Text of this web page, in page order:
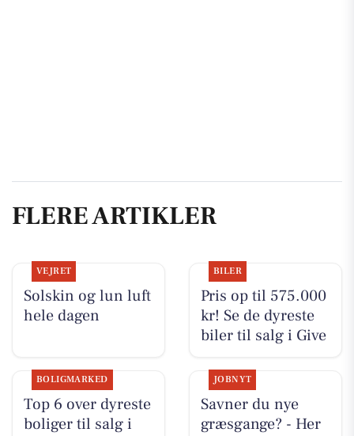
FLERE ARTIKLER
VEJRET
Solskin og lun luft
hele dagen
BILER
Pris op til 575.000
kr! Se de dyreste
biler til salg i Give
BOLIGMARKED
Top 6 over dyreste
boliger til salg i
JOBNYT
Savner du nye
græsgange? - Her